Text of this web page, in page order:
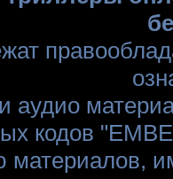
аудио
кодов
материалов,